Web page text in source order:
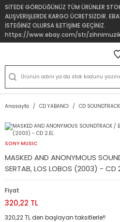
SİTEDE GÖRDÜĞÜNÜZ TÜM ÜRÜNLER
ALIŞVERİŞLERDE KARGO ÜCRETSİZDİR.
İSTEĞİNİZ OLURSA İLETİŞİME GEÇİNİZ.
https://www.ebay.com/str/
Anasayfa CD YABANCI CD
SONY MUSIC
MASKED AND ANONYMOUS
SERTAB, LOS LOBOS (2003) - CD
Fiyat
320,22 TL
320,22 TL den başlayan taksitlerle!!